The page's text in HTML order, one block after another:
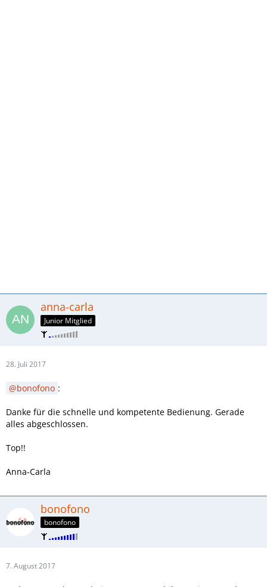
anna-carla
Junior Mitglied
28. Juli 2017
bonofono :
Danke für die schnelle und kompetente Bedienung. Gerade
alles abgeschlossen.
Top!!
Anna-Carla
bonofono
bonofono
7. August 2017